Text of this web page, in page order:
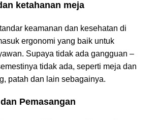
ketahanan meja
keamanan dan kesehatan di
ergonomi yang baik untuk
Supaya tidak ada gangguan –
tidak ada, seperti meja dan
patah dan lain sebagainya.
Pemasangan